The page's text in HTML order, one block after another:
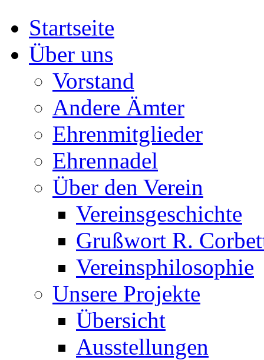
Startseite
Über uns
Vorstand
Andere Ämter
Ehrenmitglieder
Ehrennadel
Über den Verein
Vereinsgeschichte
Grußwort R.
Vereinsphilosophie
Unsere Projekte
Übersicht
Ausstellungen